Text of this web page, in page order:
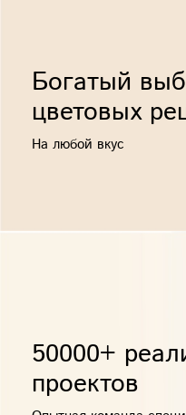
Богатый
цветовых
На любой вкус
50000+
проектов